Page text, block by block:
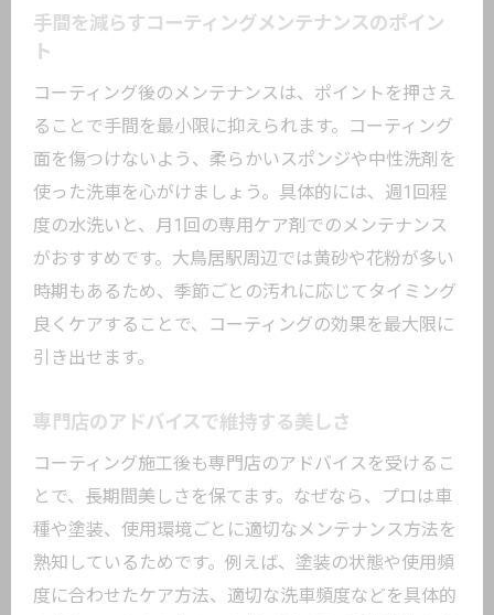
手間を減らすコーティングメンテナンスのポイン
ト
コーティング後のメンテナンスは、ポイントを押さえ
ることで手間を最小限に抑えられます。コーティング
面を傷つけないよう、柔らかいスポンジや中性洗剤を
使った洗車を心がけましょう。具体的には、週1回程
度の水洗いと、月1回の専用ケア剤でのメンテナンス
がおすすめです。大鳥居駅周辺では黄砂や花粉が多い
時期もあるため、季節ごとの汚れに応じてタイミング
良くケアすることで、コーティングの効果を最大限に
引き出せます。
専門店のアドバイスで維持する美しさ
コーティング施工後も専門店のアドバイスを受けるこ
とで、長期間美しさを保てます。なぜなら、プロは車
種や塗装、使用環境ごとに適切なメンテナンス方法を
熟知しているためです。例えば、塗装の状態や使用頻
度に合わせたケア方法、適切な洗車頻度などを具体的